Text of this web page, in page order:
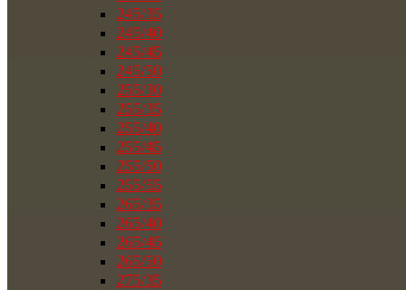
245/35
245/40
245/45
245/50
255/30
255/35
255/40
255/45
255/50
255/55
265/35
265/40
265/45
265/50
275/35